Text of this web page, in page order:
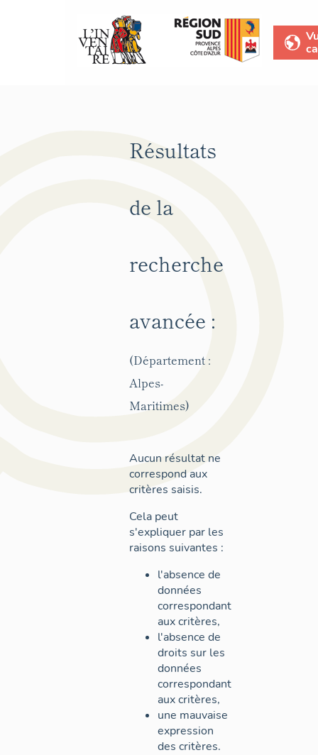
Résultats
de la
recherche
avancée :
(Département :
Alpes-
Maritimes)
Aucun résultat ne
correspond aux
critères saisis.
Cela peut
s'expliquer par les
raisons suivantes :
l'absence de
données
correspondant
aux critères,
l'absence de
droits sur les
données
correspondant
aux critères,
une mauvaise
expression
des critères.